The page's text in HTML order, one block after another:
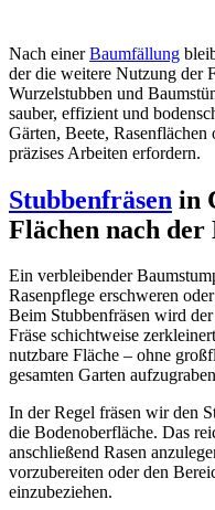
Nach einerBaumfällung
der die weitere Nutzung der
Wurzelstubben und
sauber, effizient und
Gärten, Beete,
präzises Arbeiten erfordern.
Stubbenfräsen in
Flächen nach
Ein verbleibender
Rasenpflege erschweren
Beim Stubbenfräsen wird
Fräse schichtweise
nutzbare Fläche – ohne
gesamten Garten
In der Regel fräsen wir den
die Bodenoberfläche. Das
anschließend Rasen
vorzubereiten oder den
einzubeziehen.